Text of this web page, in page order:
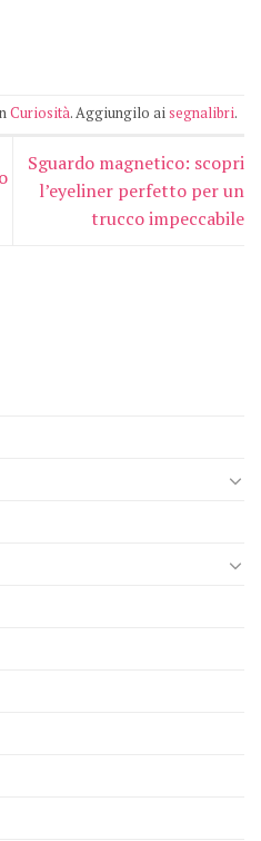
Curiosità. Aggiungilo aisegnalibri.
Sguardo magnetico: scopri
l’eyeliner perfetto per un
trucco impeccabile